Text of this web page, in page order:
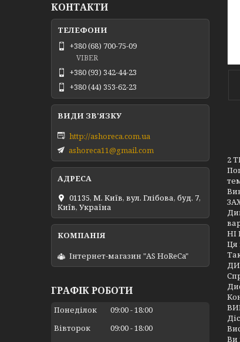
2
НІ
Ця
Ви
КОНТАКТИ
+380 (68) 700-75-09
VIBER
+380 (93) 342-44-23
+380 (44) 353-62-23
http://ashoreca.com.ua
ashoreca11@gmail.com
01135, М. Київ, вул. Глібова, буд. 7,
Київ, Україна
Інтернет-магазин "AS HoReCa"
ГРАФІК РОБОТИ
Понеділок 09:00 18:00
Вівторок
09:00 18:00